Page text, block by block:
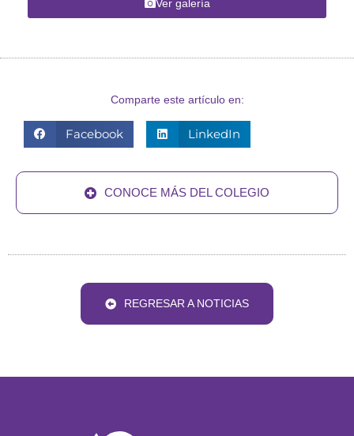
Ver galería
Comparte este artículo en:
Facebook LinkedIn
CONOCE MÁS DEL COLEGIO
REGRESAR A NOTICIAS